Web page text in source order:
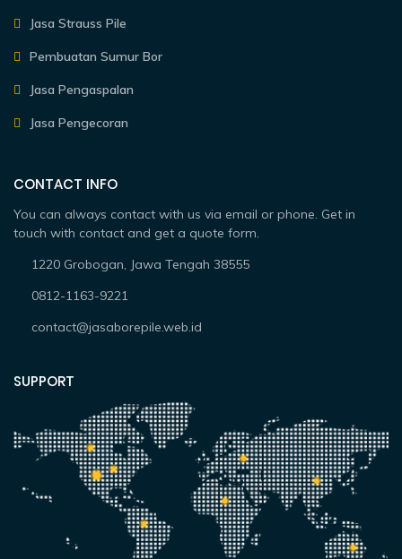
Jasa Strauss Pile
Pembuatan Sumur Bor
Jasa Pengaspalan
Jasa Pengecoran
CONTACT INFO
You can always contact with us via email or phone. Get in
touch with contact and get a quote form.
1220 Grobogan, Jawa Tengah 38555
0812-1163-9221
contact@jasaborepile.web.id
SUPPORT